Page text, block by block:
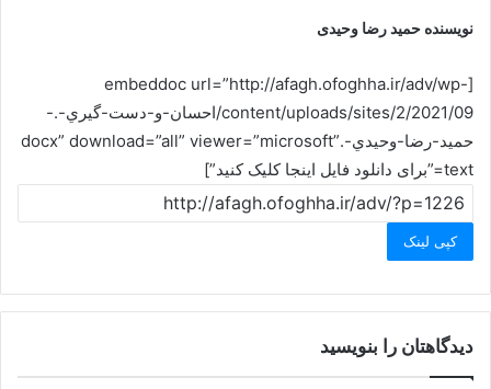
نویسنده حمید رضا وحیدی
[embeddoc url=”http://afagh.ofoghha.ir/adv/wp-
content/uploads/sites/2/2021/09/احسان-و-دست-گيري-.-
حميد-رضا-وحيدي-.docx” download=”all” viewer=”microsoft”
text=”برای دانلود فایل اینجا کلیک کنید”]
کپی لینک
دیدگاهتان را بنویسید